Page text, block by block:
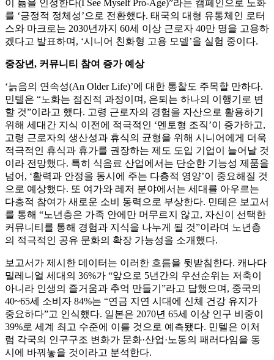
이 듦을 인정한다(I See Myself Pro-Age)”라는 캠페인으로 노화
를 ‘긍정적 정체성’으로 전환했다. 태국의 대형 유통체인 로터
스와 마크로는 2030년까지 60세 이상 근로자 40만 명을 고용하
겠다고 발표하며, ‘시니어 친화형 고용 모델’을 실험 중이다.
중장년, 커뮤니티 참여 증가 예상
‘늙음의 연속성(An Older Life)’에 대한 통찰도 주목할 만하다.
민텔은 “노화는 점진적 과정이며, 은퇴는 하나의 이행기로 변
할 것”이라고 했다. 고령 근로자의 경험을 자산으로 활용하기
위해 세대간 지식 이전에 적극적인 ‘멘토형 조직’이 증가하고,
고령 근로자의 생산성과 휴식의 균형을 위해 시니어에게 더욱
적극적인 휴식과 휴가를 권장하는 제도 도입 기업이 늘어날 것
이라 전망했다. 특히 식음료 산업에서는 단순한 기능성 제품을
넘어, ‘활력과 안정을 동시에 주는 다층적 영양’이 중요해질 것
으로 예상했다. 또 여가와 레저 분야에서는 세대를 아우르는
다층적 참여가 새로운 소비 동력으로 부상한다. 민테은 보고서
를 통해 “노년층은 가족 안에만 머무르지 않고, 자신이 선택한
커뮤니티를 통해 경험과 지식을 나누게 될 것”이라며 노년층
의 적극적인 공유 문화의 확장 가능성을 소개했다.
보고서가 제시한 데이터는 이러한 흐름을 뒷받침한다. 캐나다
밀레니얼 세대의 36%가 “앞으로 5년간의 우선순위는 저축이
아니라 인생의 즐거움과 추억 만들기”라고 답했으며, 중국의
40~65세 소비자 84%는 “연금 지연 시대에 신체 건강 유지가
중요하다”고 인식했다. 일본은 2070년 65세 이상 인구 비중이
39%로 세계 최고 수준에 이를 것으로 예측됐다. 민텔은 이처
럼 각국의 인구구조 변화가 문화·산업·노동의 패러다임을 동
시에 바꿔놓을 것이라고 분석한다.